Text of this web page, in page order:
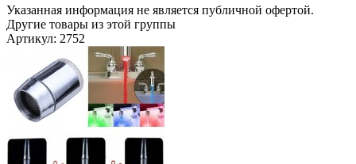
Указанная информация не является публичной офертой.
Другие товары из этой группы
Артикул: 2752